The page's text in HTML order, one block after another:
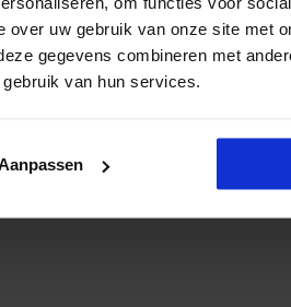
uw gebruik van onze site met
gegevens combineren met
van hun services.
van 10 november tot en met 21
aan de consultatie: